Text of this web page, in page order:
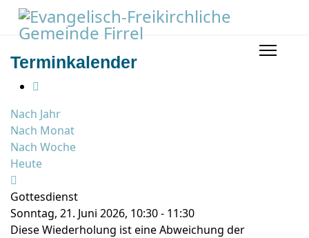
Terminkalender
Nach Jahr
Nach Monat
Nach Woche
Heute
Gottesdienst
Sonntag, 21. Juni 2026, 10:30 - 11:30
Diese Wiederholung ist eine Abweichung der